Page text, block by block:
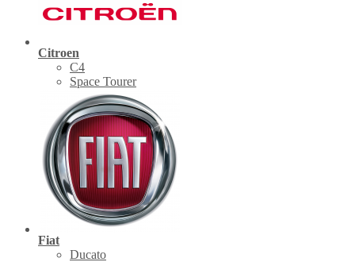
Citroen
C4
Space Tourer
Fiat
Ducato